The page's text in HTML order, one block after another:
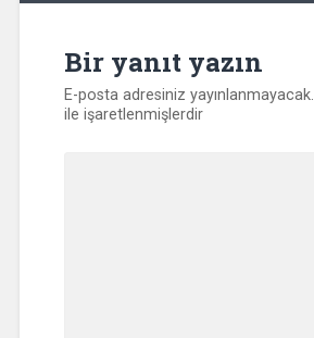
Bir yanıt yazın
E-posta adresiniz yayınlanmayacak.
ile işaretlenmişlerdir